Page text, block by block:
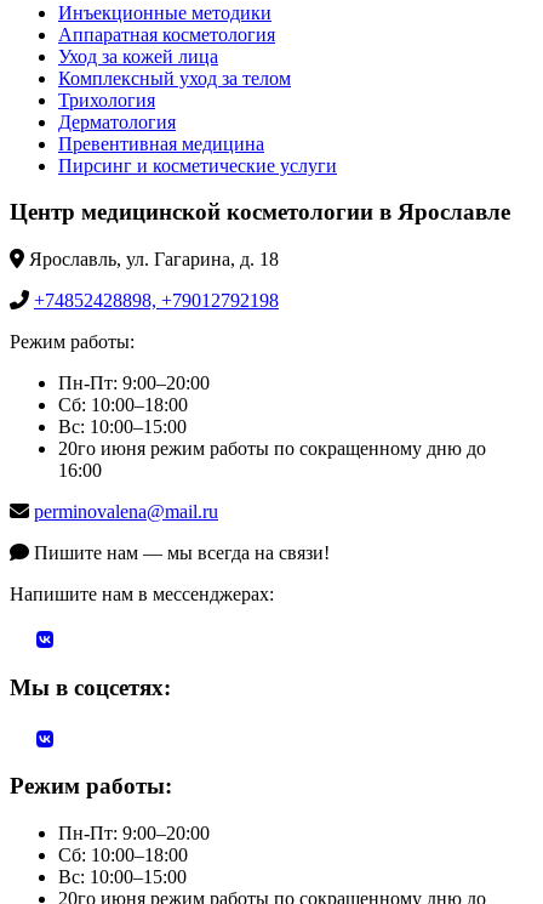
Инъекционные методики
Аппаратная косметология
Уход за кожей лица
Комплексный уход за телом
Трихология
Дерматология
Превентивная медицина
Пирсинг и косметические услуги
Центр медицинской косметологии в Ярославле
Ярославль, ул. Гагарина, д. 18
+74852428898, +79012792198
Режим работы:
Пн-Пт: 9:00–20:00
Сб: 10:00–18:00
Вс: 10:00–15:00
20го июня режим работы по сокращенному дню до
16:00
perminovalena@mail.ru
Пишите нам — мы всегда на связи!
Напишите нам в мессенджерах:
Мы в соцсетях:
Режим работы:
Пн-Пт: 9:00–20:00
Сб: 10:00–18:00
Вс: 10:00–15:00
20го июня режим работы по сокращенному дню до